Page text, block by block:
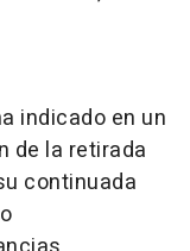
indicado en un
de la retirada
continuada